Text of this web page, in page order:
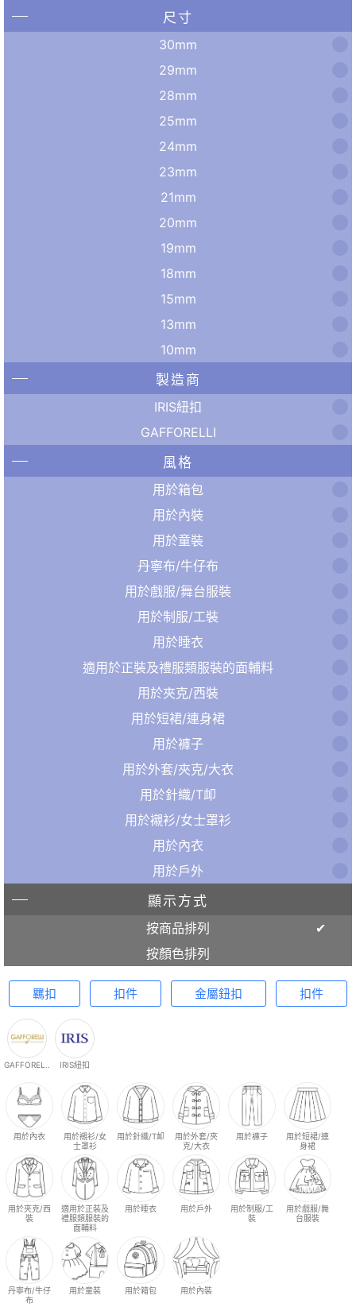
尺寸
30mm
29mm
28mm
25mm
24mm
23mm
21mm
20mm
19mm
18mm
15mm
13mm
10mm
製造商
IRIS紐扣
GAFFORELLI
風格
用於箱包
用於內裝
用於童裝
丹寧布/牛仔布
用於戲服/舞台服裝
用於制服/工裝
用於睡衣
適用於正裝及禮服類服裝的面輔料
用於夾克/西裝
用於短裙/連身裙
用於褲子
用於外套/夾克/大衣
用於針織/T卹
用於襯衫/女士罩衫
用於內衣
用於戶外
顯示方式
按商品排列
按顏色排列
羈扣 扣件 金屬鈕扣 扣件
GAFFOREL.. IRIS紐扣
用於內衣
用於襯衫/女
士罩衫
用於針織/T卹
用於外套/夾
克/大衣
用於褲子
用於短裙/連
身裙
用於夾克/西
裝
適用於正裝及
禮服類服裝的
面輔料
用於睡衣 用於戶外
用於制服/工
裝
用於戲服/舞
台服裝
丹寧布/牛仔
布
用於童裝 用於箱包 用於內裝